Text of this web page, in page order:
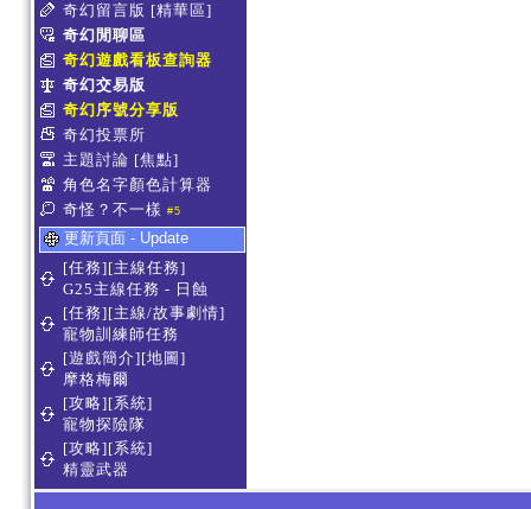
奇幻留言版 [精華區]
奇幻閒聊區
奇幻遊戲看板查詢器
奇幻交易版
奇幻序號分享版
奇幻投票所
主題討論 [焦點]
角色名字顏色計算器
奇怪？不一樣 #5
更新頁面 - Update
[任務][主線任務]
G25主線任務 - 日蝕
[任務][主線/故事劇情]
寵物訓練師任務
[遊戲簡介][地圖]
摩格梅爾
[攻略][系統]
寵物探險隊
[攻略][系統]
精靈武器